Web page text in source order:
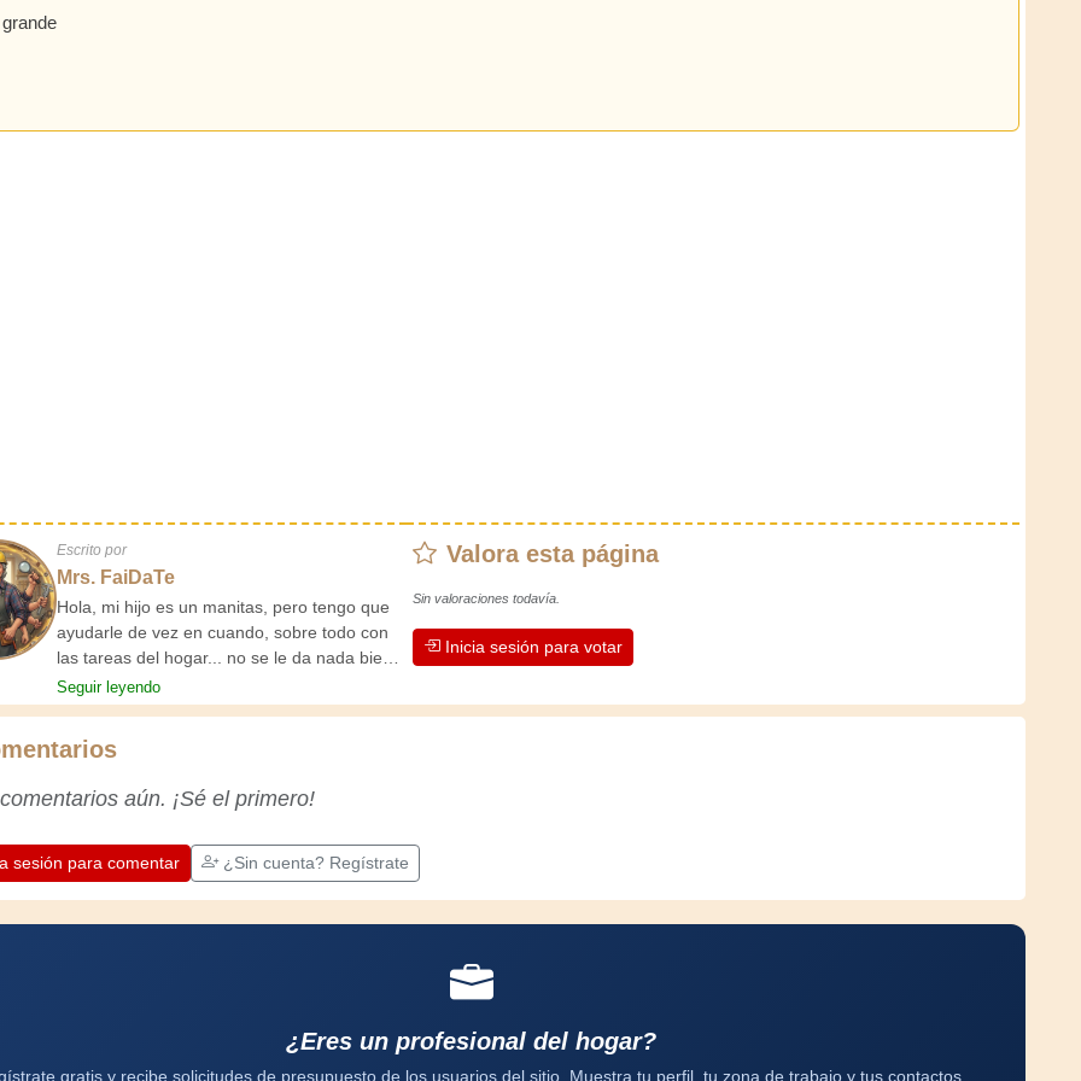
Escrito por
Mrs. FaiDaTe
Hola, mi hijo es un manitas, pero tengo que
ayudarle de vez en cuando, sobre todo con
las tareas del hogar... no se le da nada bien.
Decidí aconsejarlo escribiendo un manual de
limpieza. ¡Ahora ya no tiene excusas; tiene
Seguir leyendo
Valora esta página
Sin valoraciones todavía.
Inicia sesión para votar
aún. ¡Sé el primero!
sesión para comentar ¿Sin cuenta? Regístrate
¿Eres un profesional del hogar?
gratis y recibe solicitudes de presupuesto de los usuarios del sitio. Muestra tu perfil, tu zona de trabajo y tus contactos.